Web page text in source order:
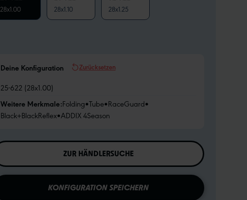
28x1.00 28x1.10 28x1.25
Deine Konfiguration Zurücksetzen
25-622 (28x1.00)
Weitere Merkmale:Folding•Tube•RaceGuard•
Black+BlackReflex•ADDIX 4Season
ZUR HÄNDLERSUCHE
KONFIGURATION SPEICHERN